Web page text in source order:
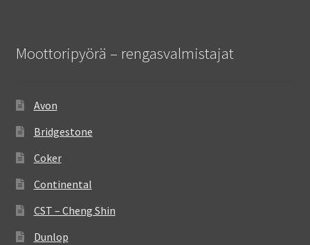
Moottoripyörä – rengasvalmistajat
Avon
Bridgestone
Coker
Continental
CST – Cheng Shin
Dunlop